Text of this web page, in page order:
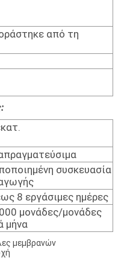
από τη
συσκευασία
8 εργάσιμες ημέρες
μονάδες/μονάδες
μήνα